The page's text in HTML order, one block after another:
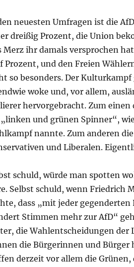
neuesten Umfragen ist die
dreißig Prozent, die Union
Merz ihr damals versprochen
Prozent, und den Freien
so besonders. Der
woke und, vor allem,
hervorgebracht. Zum
und grünen Spinner“,
nannte. Zum anderen
und Liberalen.
schuld, würde man spotten
Selbst schuld, wenn Friedrich
dass „mit jeder
Stimmen mehr zur AfD“
die Wahlentscheidungen der
die Bürgerinnen und Bürger
derzeit vor allem die